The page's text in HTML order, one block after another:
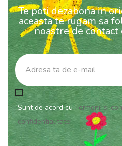
Te poti dezabona in
aceasta te rugam sa
noastre de
Sunt de acord cuTermenii si
confidentialitate!